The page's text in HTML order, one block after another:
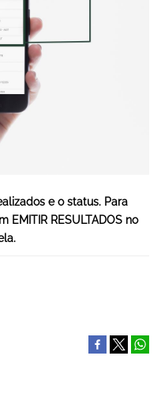
e o status. Para
EMITIR RESULTADOS no